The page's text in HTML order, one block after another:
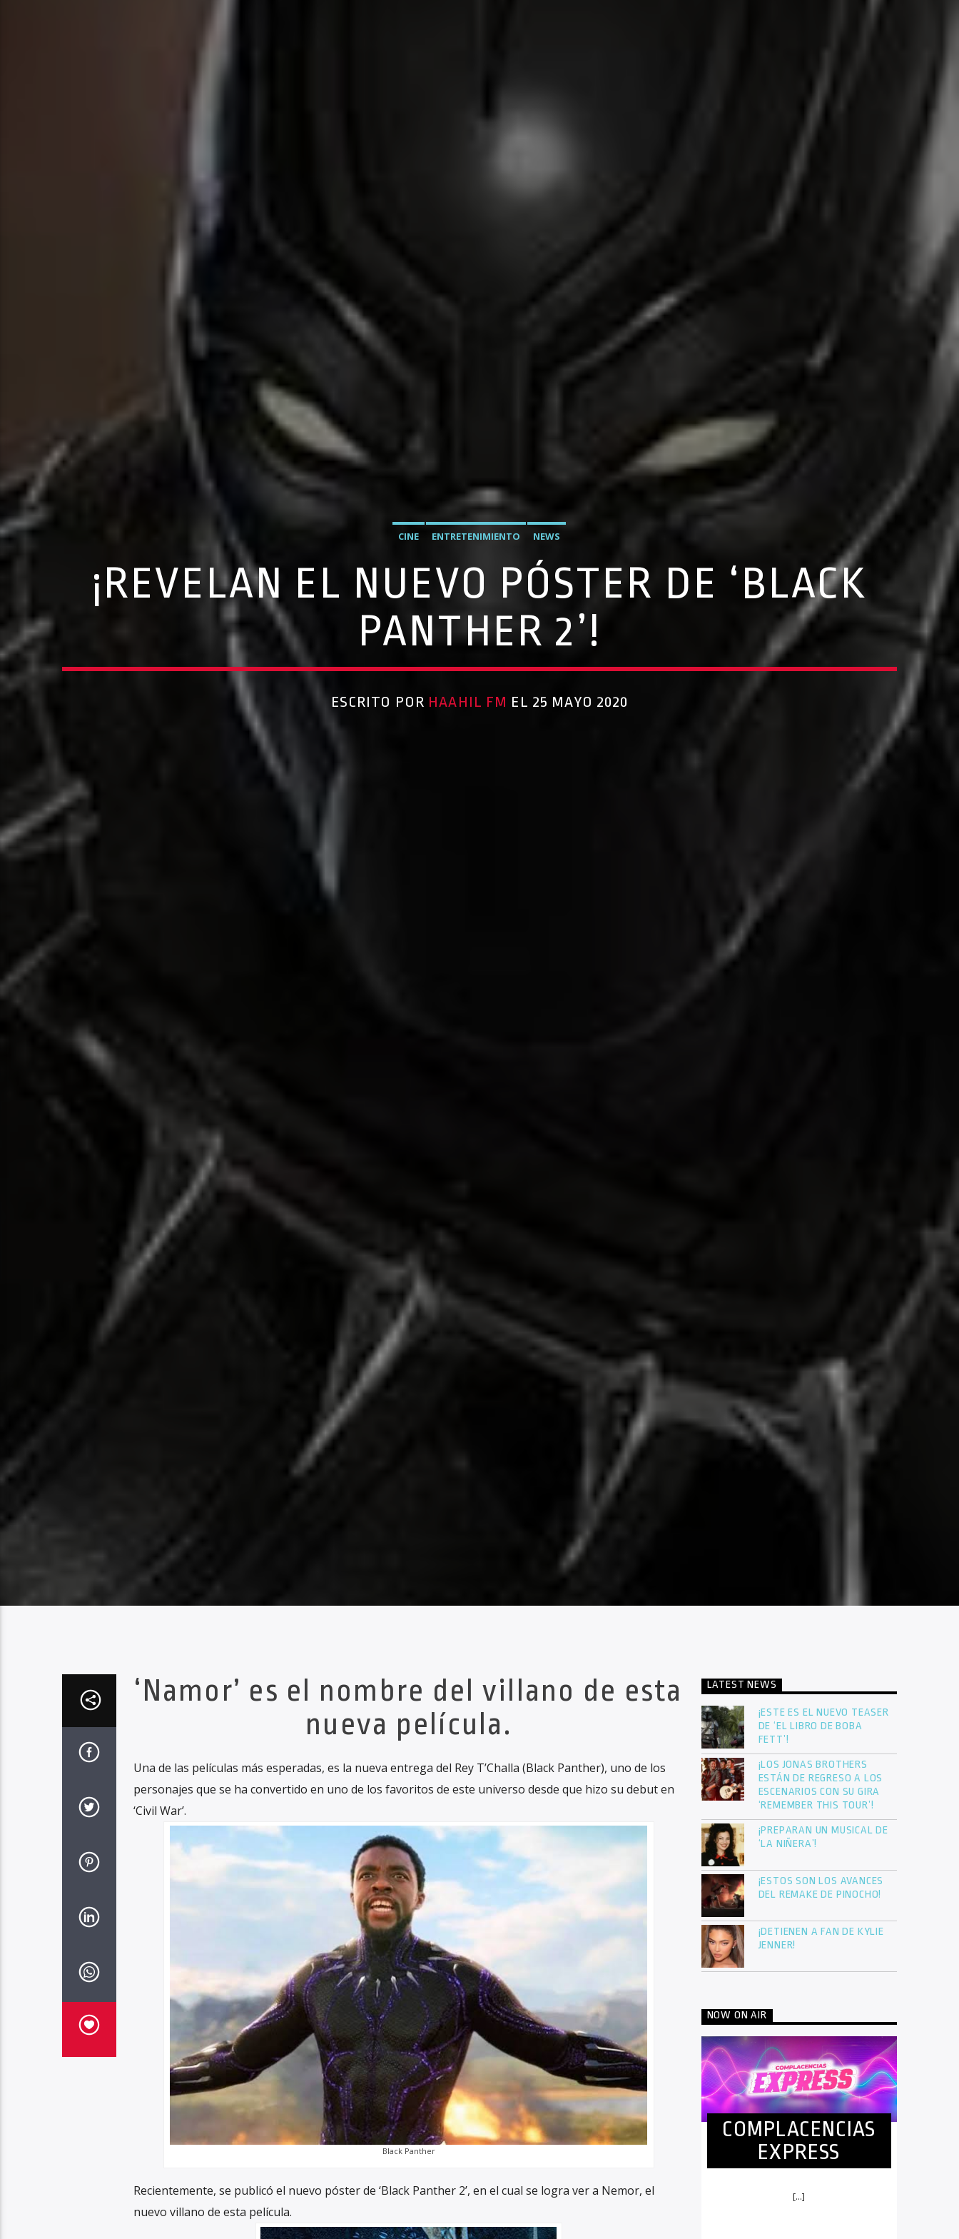
CINE ENTRETENIMIENTO NEWS
¡REVELAN EL NUEVO PÓSTER DE ‘BLACK
PANTHER 2’!
ESCRITO POR HAAHIL FM EL 25 MAYO 2020
‘Namor’ es el nombre del villano de esta
nueva película.
Una de las películas más esperadas, es la nueva entrega del Rey T’Challa (Black Panther), uno de los
personajes que se ha convertido en uno de los favoritos de este universo desde que hizo su debut en
‘Civil War’.
Black Panther
Recientemente, se publicó el nuevo póster de ‘Black Panther 2’, en el cual se logra ver a Nemor, el
nuevo villano de esta película.
LATEST NEWS
¡ESTE ES EL NUEVO TEASER
DE ‘EL LIBRO DE BOBA
FETT’!
¡LOS JONAS BROTHERS
ESTÁN DE REGRESO A LOS
ESCENARIOS CON SU GIRA
‘REMEMBER THIS TOUR’!
¡PREPARAN UN MUSICAL DE
‘LA NIÑERA’!
¡ESTOS SON LOS AVANCES
DEL REMAKE DE PINOCHO!
¡DETIENEN A FAN DE KYLIE
JENNER!
NOW ON AIR
COMPLACENCIAS
EXPRESS
[...]